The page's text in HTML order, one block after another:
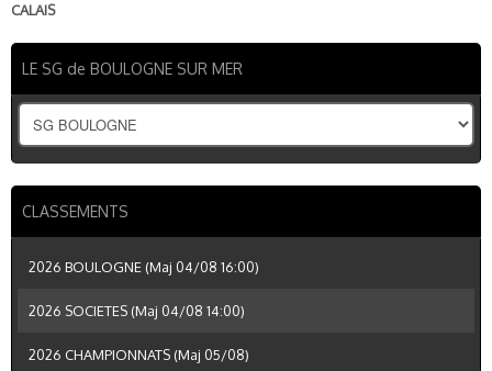
CALAIS
LE SG de BOULOGNE SUR MER
CLASSEMENTS
2026 BOULOGNE (Maj 04/08 16:00)
2026 SOCIETES (Maj 04/08 14:00)
2026 CHAMPIONNATS (Maj 05/08)